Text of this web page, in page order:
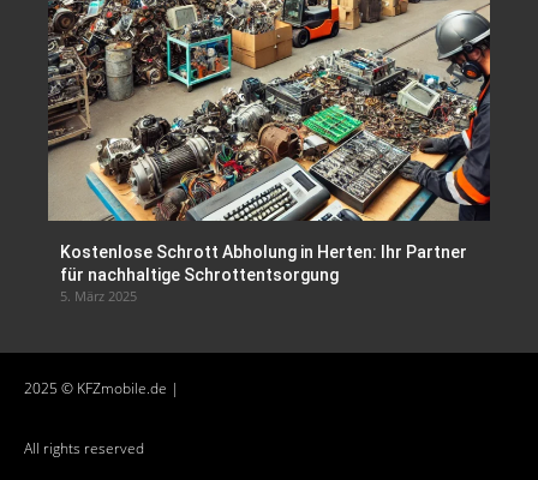
Kostenlose Schrott Abholung in Herten: Ihr Partner
für nachhaltige Schrottentsorgung
5. März 2025
2025 © KFZmobile.de |
All rights reserved